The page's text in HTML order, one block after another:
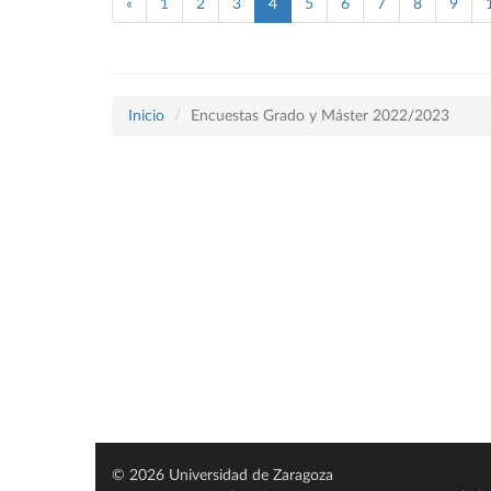
« 1 2 3 4 5 6 7 8 9
Inicio Encuestas Grado y Máster 2022/2023
© 2026 Universidad de Zaragoza